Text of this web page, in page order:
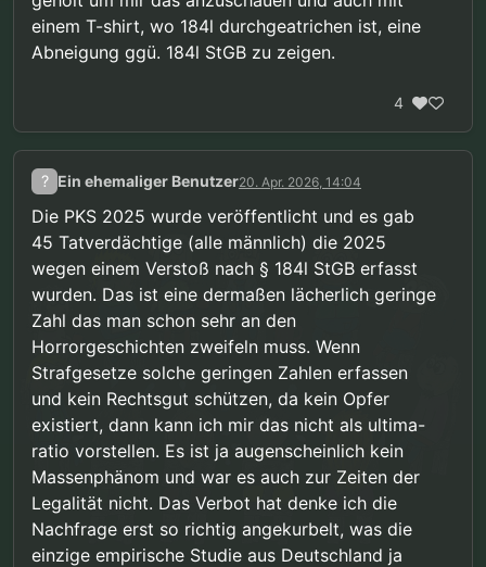
einem T-shirt, wo 184l durchgeatrichen ist, eine
Abneigung ggü. 184l StGB zu zeigen.
4
? Ein ehemaliger Benutzer20. Apr. 2026, 14:04
Die PKS 2025 wurde veröffentlicht und es gab
45 Tatverdächtige (alle männlich) die 2025
wegen einem Verstoß nach § 184l StGB erfasst
wurden. Das ist eine dermaßen lächerlich geringe
Zahl das man schon sehr an den
Horrorgeschichten zweifeln muss. Wenn
Strafgesetze solche geringen Zahlen erfassen
und kein Rechtsgut schützen, da kein Opfer
existiert, dann kann ich mir das nicht als ultima-
ratio vorstellen. Es ist ja augenscheinlich kein
Massenphänom und war es auch zur Zeiten der
Legalität nicht. Das Verbot hat denke ich die
Nachfrage erst so richtig angekurbelt, was die
einzige empirische Studie aus Deutschland ja